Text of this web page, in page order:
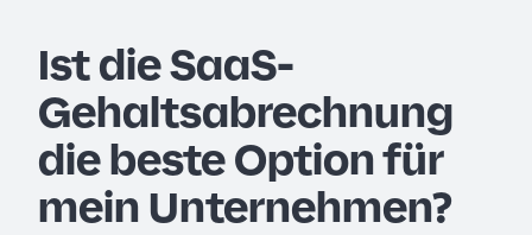
Ist die SaaS-
Gehaltsabrechnung
die beste Option für
mein Unternehmen?